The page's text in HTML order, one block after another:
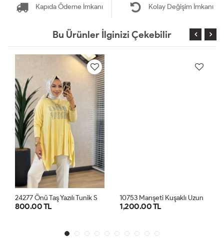
Kapıda Ödeme İmkanı Kolay Değişim İmkanı
Bu Ürünler İlginizi Çekebilir
800.00 TL 1,200.00 TL